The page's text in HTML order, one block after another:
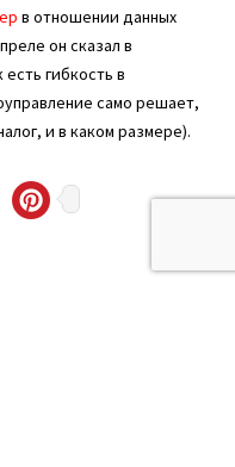
в отношении данных
он сказал в
гибкость в
само решает,
и в каком размере).